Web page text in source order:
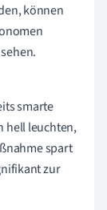
können
smarte
hell leuchten,
spart
zur